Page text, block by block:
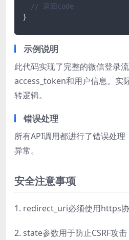
// 返回code
}
示例说明
此代码实现了完整的微信登录
access_token和用户信息。实
转逻辑。
错误处理
所有API调用都进行了错误处
异常。
安全注意事项
1. redirect_uri必须使用https
2. state参数用于防止CSRF攻